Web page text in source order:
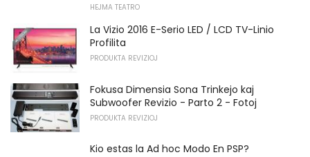
HEJMA TEATRO
La Vizio 2016 E-Serio LED / LCD TV-Linio
Profilita
PRODUKTA REVIZIOJ
Fokusa Dimensia Sona Trinkejo kaj
Subwoofer Revizio - Parto 2 - Fotoj
PRODUKTA REVIZIOJ
Kio estas la Ad hoc Modo En PSP?